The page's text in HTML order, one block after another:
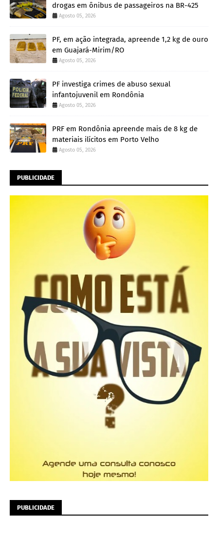
drogas em ônibus de passageiros na BR-425
Agosto 05, 2026
PF, em ação integrada, apreende 1,2 kg de ouro
em Guajará-Mirim/RO
Agosto 05, 2026
PF investiga crimes de abuso sexual
infantojuvenil em Rondônia
Agosto 05, 2026
PRF em Rondônia apreende mais de 8 kg de
materiais ilícitos em Porto Velho
Agosto 05, 2026
PUBLICIDADE
PUBLICIDADE